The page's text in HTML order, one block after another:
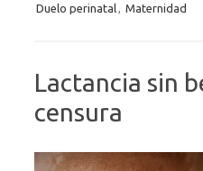
Duelo perinatal, Maternidad
Lactancia sin
censura